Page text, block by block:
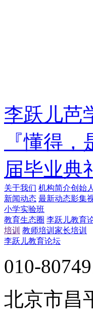
李跃儿芭
『懂得，
届毕业典
关于我们 机构简介创始人
新闻动态 最新动态影集
小学实验班
教育生态圈 李跃儿教育
培训 教师培训 家长培训
李跃儿教育论坛
010-
北京市昌